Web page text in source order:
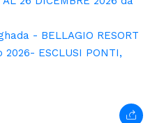
- BELLAGIO RESORT
ESCLUSI PONTI,